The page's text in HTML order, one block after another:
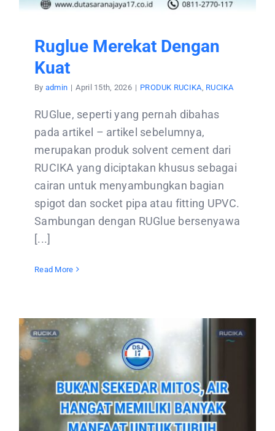
Ruglue Merekat Dengan
Kuat
By admin | April 15th, 2026 | PRODUK RUCIKA RUCIKA
RUGlue, seperti yang pernah dibahas
pada artikel – artikel sebelumnya,
merupakan produk solvent cement dari
RUCIKA yang diciptakan khusus sebagai
cairan untuk menyambungkan bagian
spigot dan socket pipa atau fitting UPVC.
Sambungan dengan RUGlue bersenyawa
[...]
Read More